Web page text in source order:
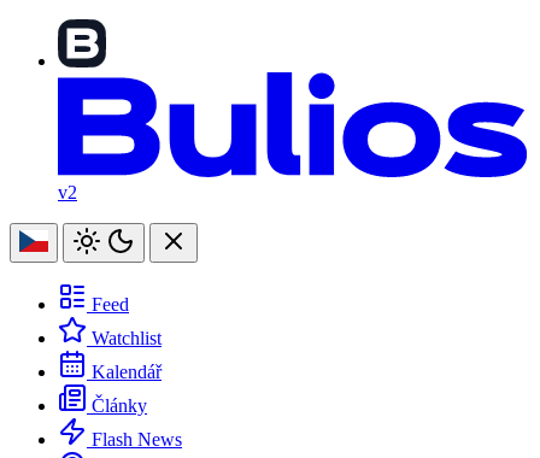
v2
Feed
Watchlist
Kalendář
Články
Flash News